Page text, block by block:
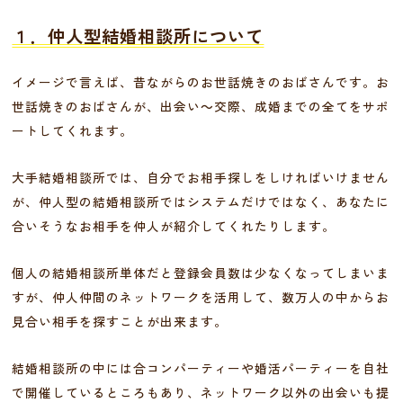
１．仲人型結婚相談所について
イメージで言えば、昔ながらのお世話焼きのおばさんです。お
世話焼きのおばさんが、出会い～交際、成婚までの全てをサポ
ートしてくれます。
大手結婚相談所では、自分でお相手探しをしければいけません
が、仲人型の結婚相談所ではシステムだけではなく、あなたに
合いそうなお相手を仲人が紹介してくれたりします。
個人の結婚相談所単体だと登録会員数は少なくなってしまいま
すが、仲人仲間のネットワークを活用して、数万人の中からお
見合い相手を探すことが出来ます。
結婚相談所の中には合コンパーティーや婚活パーティーを自社
で開催しているところもあり、ネットワーク以外の出会いも提